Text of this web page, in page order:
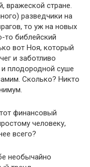
вражеской стране.
разведчики на
то уж на новых
то библейский
вот Ноя, который
и заботливо
плодородной суше
Сколько? Никто
финансовый
человеку,
всего?
необычайно